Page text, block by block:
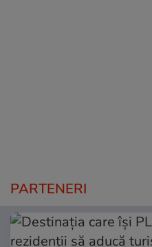
PARTENERI